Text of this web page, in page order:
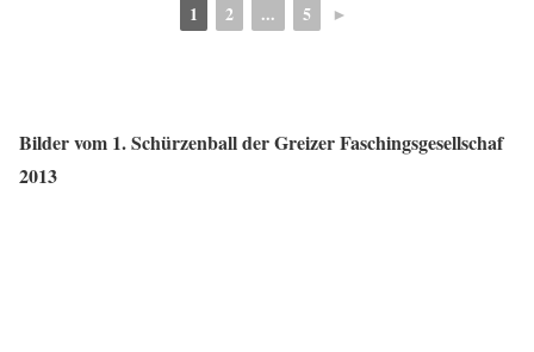
1 2 ... 5 ►
Bilder vom 1. Schürzenball der Greizer Faschingsgesellschaf
2013